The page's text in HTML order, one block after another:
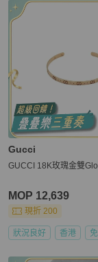
Gucci
GUCCI 18K玫瑰金雙
MOP 12,639
現折 200
狀況良好 香港